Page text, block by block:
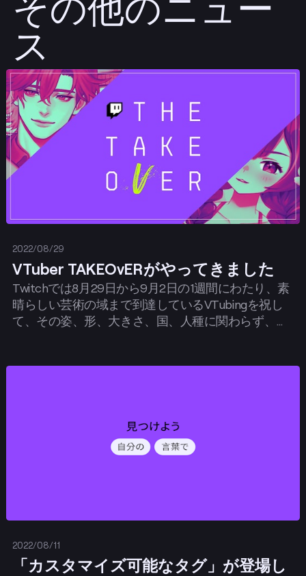
ス
2022/08/29
VTuber TAKEOvERがやってきました
​​Twitchでは8月29日から9月2日の1週間にわたり、素
晴らしい芸術の域まで到達しているVTubingを祝し
て、その姿、形、大きさ、国、人種に関わらず、お
投稿する
2022/08/11
「カスタマイズ可能なタグ」が登場し